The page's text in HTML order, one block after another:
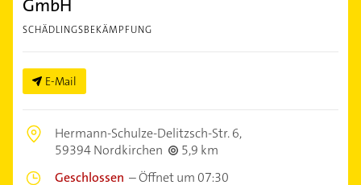
GmbH
SCHÄDLINGSBEKÄMPFUNG
E-Mail
Hermann-Schulze-Delitzsch-Str. 6,
59394 Nordkirchen
5,9 km
Geschlossen –Öffnet um 07:30